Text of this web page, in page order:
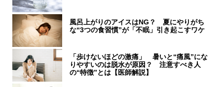
風呂上がりのアイスはNG？ 夏にやりがち
な“3つの食習慣”が「不眠」引き起こすワケ
「歩けないほどの激痛」 暑いと“痛風”にな
りやすいのは脱水が原因？ 注意すべき人
の“特徴”とは【医師解説】